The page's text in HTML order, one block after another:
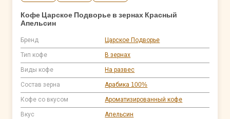
Кофе Царское Подворье в зернах Красный
Апельсин
Бренд Царское Подворье
Тип кофе В зернах
Виды кофе На развес
Состав зерна Арабика 100%
Кофе со вкусом Ароматизированный кофе
Вкус Апельсин